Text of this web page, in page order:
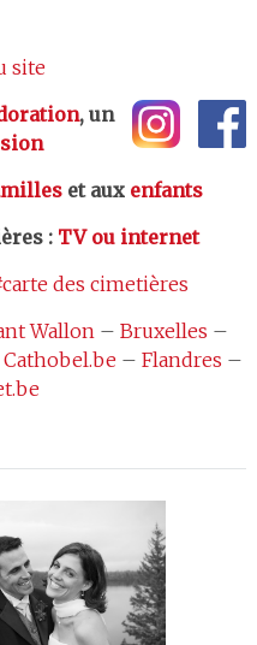
site
, un
et aux enfants
: TV ou internet
des cimetières
Wallon– Bruxelles –
Cathobel.be – Flandres –